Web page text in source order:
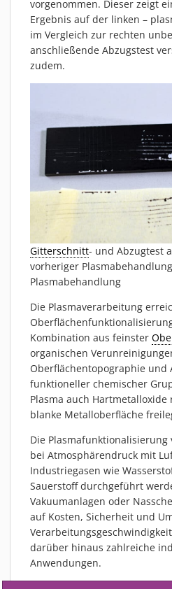
EVENTS
FACHARTIKEL
NEWS
VISION, MISSION, WERTE
NACHHALTIGKEIT
HISTORIE
LEISTUNGEN
KARRIERE
KONTAKT
ONLINE SHOP
vorgenommen. Dieser zeigt
Ergebnis auf der linken –
im Vergleich zur rechten
anschließende Abzugstest
zudem.
Gitterschnitt- und Abzugtest
vorheriger
Plasmabehandlung
Die Plasmaverarbeitung
Kombination aus feinster
organischen
Oberflächentopographie und
funktioneller chemischer
Plasma auch
blanke Metalloberfläche
Die Plasmafunktionalisierung
bei Atmosphärendruck mit
Industriegasen wie
Sauerstoff durchgeführt
Vakuumanlagen oder
auf Kosten, Sicherheit und
darüber hinaus zahlreiche
Anwendungen.